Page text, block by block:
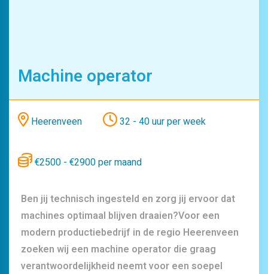
Machine operator
Heerenveen 32 - 40 uur per week
€2500 - €2900 per maand
Ben jij technisch ingesteld en zorg jij ervoor dat
machines optimaal blijven draaien?Voor een
modern productiebedrijf in de regio Heerenveen
zoeken wij een machine operator die graag
verantwoordelijkheid neemt voor een soepel